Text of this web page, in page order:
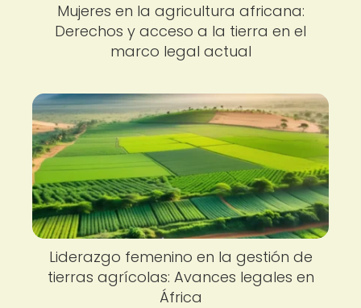
Mujeres en la agricultura africana:
Derechos y acceso a la tierra en el
marco legal actual
Liderazgo femenino en la gestión de
tierras agrícolas: Avances legales en
África